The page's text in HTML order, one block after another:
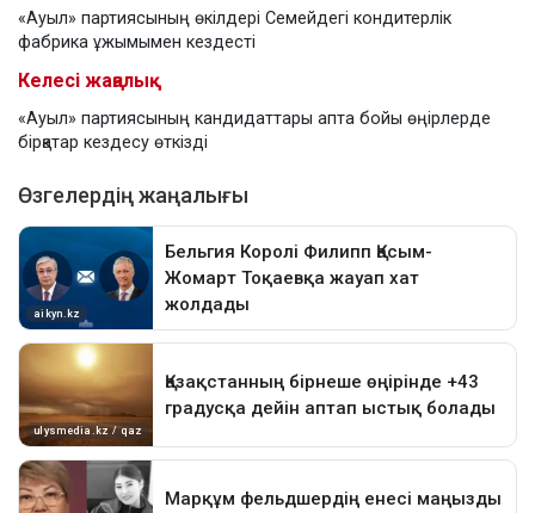
«Ауыл» партиясының өкілдері Семейдегі кондитерлік
фабрика ұжымымен кездесті
Келесі жаңалық
«Ауыл» партиясының кандидаттары апта бойы өңірлерде
бірқатар кездесу өткізді